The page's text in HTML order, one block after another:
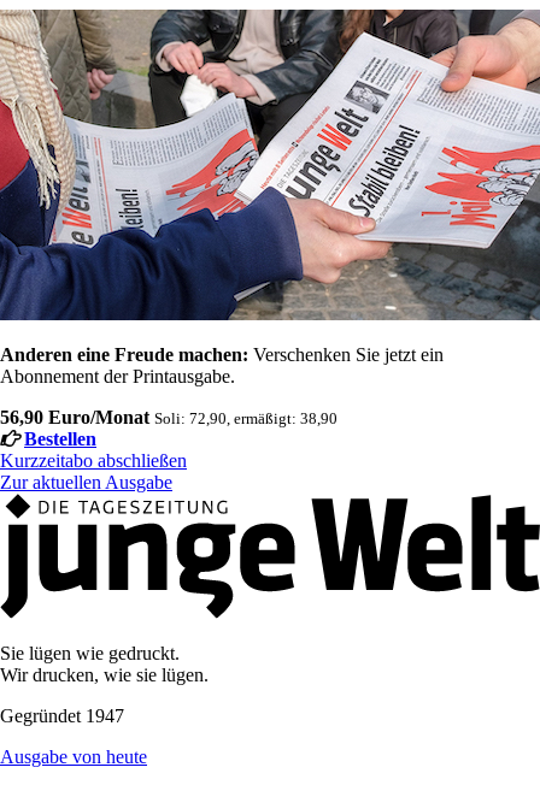
Anderen eine Freude machen: Verschenken Sie jetzt ein
Abonnement der Printausgabe.
56,90 Euro/Monat Soli: 72,90, ermäßigt: 38,90
Bestellen
Kurzzeitabo abschließen
Zur aktuellen Ausgabe
Sie lügen wie gedruckt.
Wir drucken, wie sie lügen.
Gegründet 1947
Ausgabe von heute